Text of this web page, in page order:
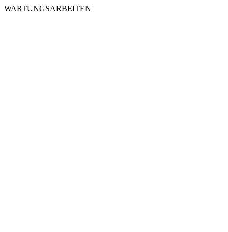
WARTUNGSARBEITEN